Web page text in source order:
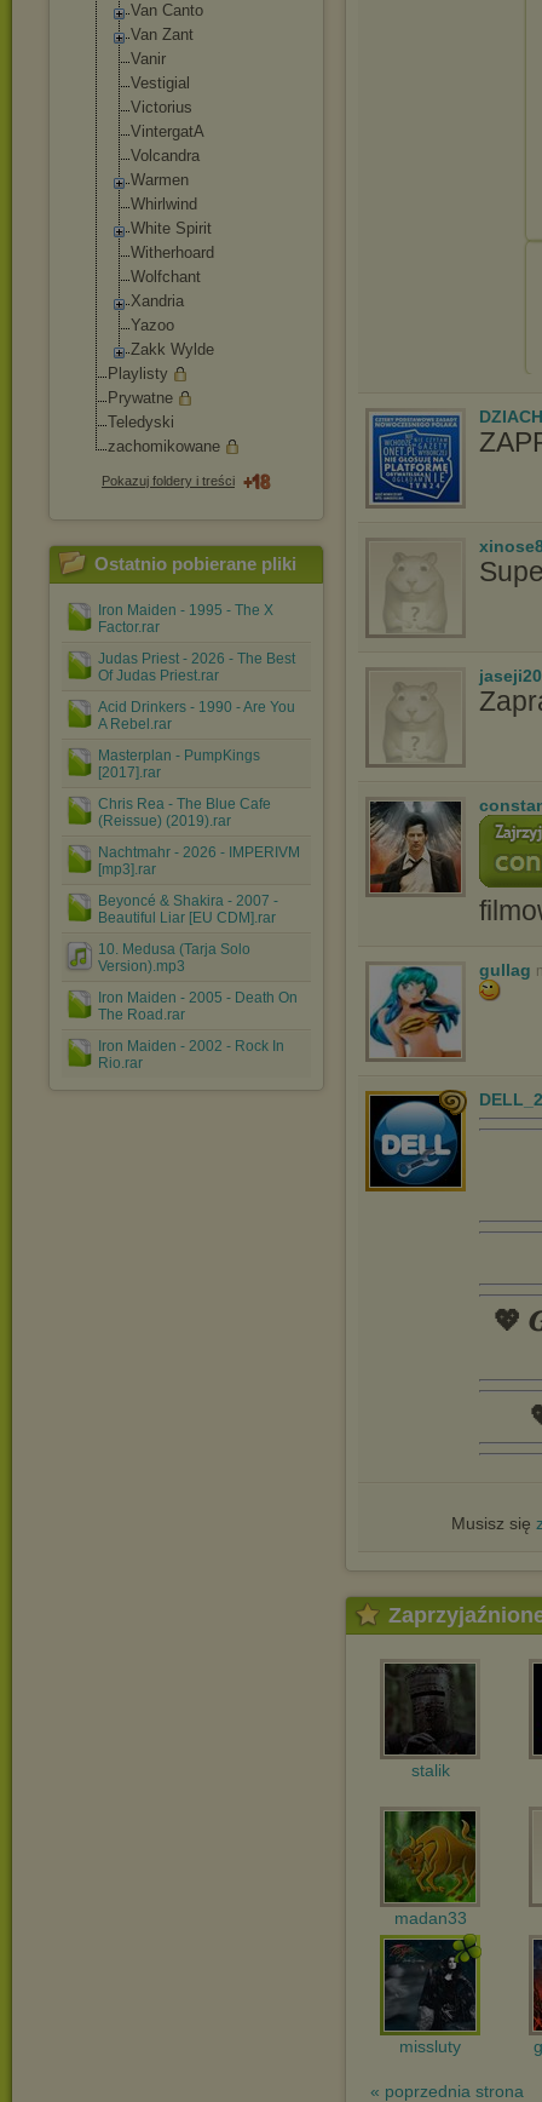
Van Canto
Van Zant
Vanir
Vestigial
Victorius
VintergatA
Volcandra
Warmen
Whirlwind
White Spirit
Witherhoard
Wolfchant
Xandria
Yazoo
Zakk Wylde
Playlisty
Prywatne
Teledyski
zachomikowane
Pokazuj foldery i treści
Ostatnio pobierane pliki
Iron Maiden - 1995 - The X
Factor.rar
Judas Priest - 2026 - The Best
Of Judas Priest.rar
Acid Drinkers - 1990 - Are You
A Rebel.rar
Masterplan - PumpKings
[2017].rar
Chris Rea - The Blue Cafe
(Reissue) (2019).rar
Nachtmahr - 2026 - IMPERIVM
[mp3].rar
Beyoncé & Shakira - 2007 -
Beautiful Liar [EU CDM].rar
10. Medusa (Tarja Solo
Version).mp3
Iron Maiden - 2005 - Death On
The Road.rar
Iron Maiden - 2002 - Rock In
Rio.rar
gullag
💖
Musisz się
stalik
madan33
missluty
« poprzednia strona